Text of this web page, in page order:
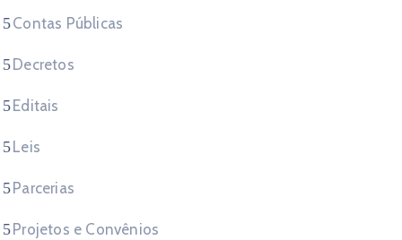
Contas Públicas
Decretos
Editais
Leis
Parcerias
Projetos e Convênios